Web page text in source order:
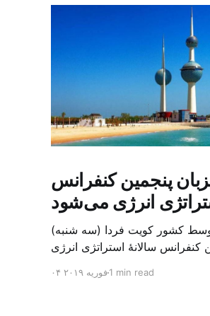
پنجمین کنفرانس
انرژی می‌شود
کشور کویت فردا (سه شنبه)
کنفرانس سالانهٔ استراتژی انرژی
الشرق الاوسط، حدود ۳۰۰ متخصص از شرکت‌های
۰۴ فوریه ۲۰۱۹1 min read